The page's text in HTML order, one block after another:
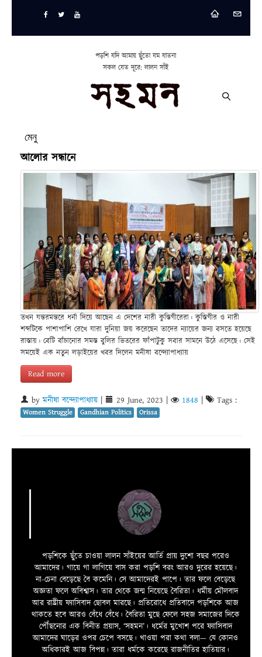
পড়শি যদি আমায় ছুঁতো যম যাতনা
সকল যেত দূরে: লালন সাঁই
মেনু
আলোর সন্ধানে
তখন যন্তরমন্তরে ধর্না দিয়ে আছেন এ দেশের নারী কুস্তিগীরেরা। কুস্তিগীর ও নারী
শব্দটিকে পাশাপাশি রেখে যারা দুনিয়া জয় করেছেন তাদের ন্যায়ের জন্য বসতে হয়েছে
রাস্তায়। বেটি বাঁচানোর সমস্ত বুলির ভিতরের ফাঁপাটুকু সবার সামনে উঠে এসেছে। সেই
সময়েই এক নতুন লড়াইয়ের খবর দিলেন মনীষা বন্দ্যোপাধ্যায়
Read more
byমনীষা বন্দ্যোপাধ্যায় 29 June, 2023 1848 Tags :
Women Struggle Gandhian Politics Orissa
পড়শিকে ছুঁতে চাওয়া লালন সাঁইয়ের আর্তি প্রায় দুশো বছর পরেও
আমাদের। গায়ে গা লাগিয়ে বাস করা পড়শি বরং আরও দুরের হয়েছে।
না-চেনা বেড়েছে বৈ কমেনি। সে আমাদেরই পাপে। তার ফলে বেড়েছে
অজ্ঞতা ফলে অবিশ্বাস। তার থেকে জন্ম নিয়েছে বৈরিতা। ধর্মীয় মৌলবাদ
আর রাষ্ট্রীয় ফ্যাসিবাদ ছোবল মারছে। প্রতিরোধে প্রতিবাদে পড়শিকে আজ
থাকতে হবে আরও বেঁধে বেঁধে। বৈরিতা মুছে ফেলে সহজ সমাজের দিকে
পৌঁছনোর এক বিনীত প্রয়াস, ‘সহমন’। ধর্মের মুখোশ পরে ফ্যাসিবাদ
আমাদের ঘাড়ের ওপর চেপে বসছে। খাওয়া পরা কথা বলা—­­ যে কোনও
অধিকারই আজ বিপন্ন। তারা ধর্মকে করেছে রাজনীতির হাতিয়ার।